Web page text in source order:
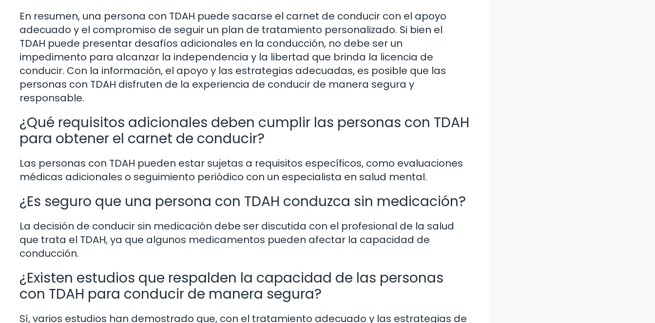
En resumen, una persona con TDAH puede sacarse el carnet de conducir con el apoyo
adecuado y el compromiso de seguir un plan de tratamiento personalizado. Si bien el
TDAH puede presentar desafíos adicionales en la conducción, no debe ser un
impedimento para alcanzar la independencia y la libertad que brinda la licencia de
conducir. Con la información, el apoyo y las estrategias adecuadas, es posible que las
personas con TDAH disfruten de la experiencia de conducir de manera segura y
responsable.
¿Qué requisitos adicionales deben cumplir las personas con TDAH
para obtener el carnet de conducir?
Las personas con TDAH pueden estar sujetas a requisitos específicos, como evaluaciones
médicas adicionales o seguimiento periódico con un especialista en salud mental.
¿Es seguro que una persona con TDAH conduzca sin medicación?
La decisión de conducir sin medicación debe ser discutida con el profesional de la salud
que trata el TDAH, ya que algunos medicamentos pueden afectar la capacidad de
conducción.
¿Existen estudios que respalden la capacidad de las personas
con TDAH para conducir de manera segura?
Sí, varios estudios han demostrado que, con el tratamiento adecuado y las estrategias de